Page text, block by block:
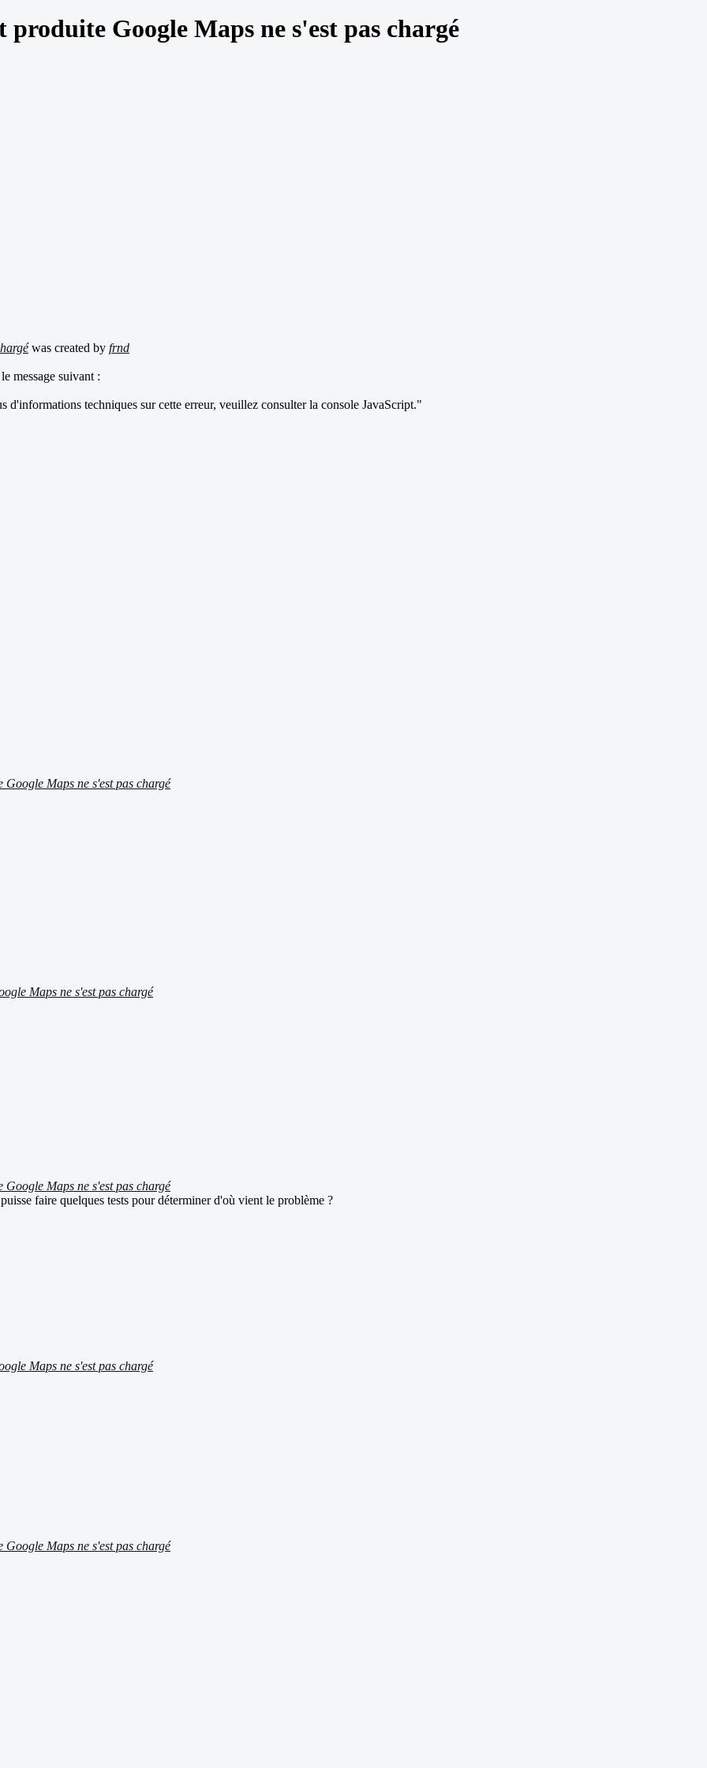
Google Maps ne s'est pas chargé
was created by frnd
message suivant :
d'informations techniques sur cette erreur, veuillez consulter la console JavaScript."
Maps ne s'est pas chargé
Maps ne s'est pas chargé
Maps ne s'est pas chargé
faire quelques tests pour déterminer d'où vient le problème ?
Maps ne s'est pas chargé
Maps ne s'est pas chargé